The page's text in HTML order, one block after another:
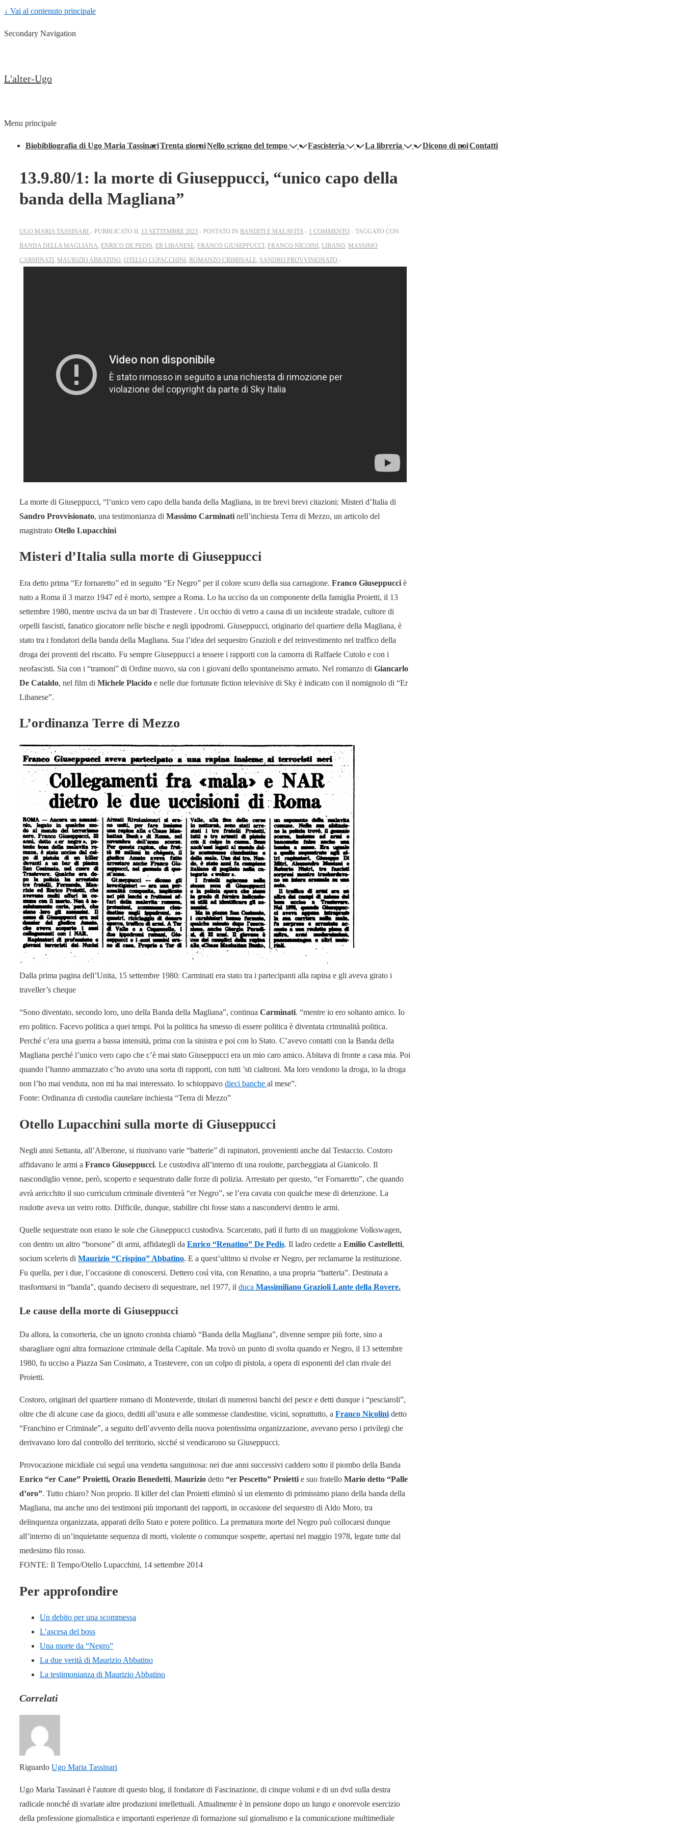
↓ Vai al contenuto principale
Secondary Navigation
L'alter-Ugo
Menu principale
Biobibliografia di Ugo Maria TassinariTrenta giorniNello scrigno del tempo Fascisteria La libreria Dicono di noiContatti
13.9.80/1: la morte di Giuseppucci, “unico capo della
banda della Magliana”
UGO MARIA TASSINARI PUBBLICATO IL 13 SETTEMBRE 2023 POSTATO IN BANDITI E MALAVITA 1 COMMENTO
TAGGATO CON
BANDA DELLA MAGLIANA ENRICO DE PEDIS ER LIBANESE FRANCO GIUSEPPUCCI FRANCO NICOINI LIBANO MASSIMO
CARMINATI MAURIZIO ABBATINO OTELLO LUPACCHINI ROMANZO CRIMINALE SANDRO PROVVISIONATO
La morte di Giuseppucci, “l’unico vero capo della banda della Magliana, in tre brevi brevi citazioni: Misteri d’Italia di
Sandro Provvisionato, una testimonianza di Massimo Carminati nell’inchiesta Terra di Mezzo, un articolo del
magistrato Otello Lupacchini
Misteri d’Italia sulla morte di Giuseppucci
Era detto prima “Er fornaretto” ed in seguito “Er Negro” per il colore scuro della sua carnagione. Franco Giuseppucci è
nato a Roma il 3 marzo 1947 ed è morto, sempre a Roma. Lo ha ucciso da un componente della famiglia Proietti, il 13
settembre 1980, mentre usciva da un bar di Trastevere . Un occhio di vetro a causa di un incidente stradale, cultore di
orpelli fascisti, fanatico giocatore nelle bische e negli ippodromi. Giuseppucci, originario del quartiere della Magliana, è
stato tra i fondatori della banda della Magliana. Sua l’idea del sequestro Grazioli e del reinvestimento nel traffico della
droga dei proventi del riscatto. Fu sempre Giuseppucci a tessere i rapporti con la camorra di Raffaele Cutolo e con i
neofascisti. Sia con i “tramoni” di Ordine nuovo, sia con i giovani dello spontaneismo armato. Nel romanzo di Giancarlo
De Cataldo, nel film di Michele Placido e nelle due fortunate fiction televisive di Sky è indicato con il nomignolo di “Er
Libanese”.
L’ordinanza Terre di Mezzo
Dalla prima pagina dell’Unita, 15 settembre 1980: Carminati era stato tra i partecipanti alla rapina e gli aveva girato i
traveller’s cheque
“Sono diventato, secondo loro, uno della Banda della Magliana”, continua Carminati. “mentre io ero soltanto amico. Io
ero politico. Facevo politica a quei tempi. Poi la politica ha smesso di essere politica è diventata criminalità politica.
Perché c’era una guerra a bassa intensità, prima con la sinistra e poi con lo Stato. C’avevo contatti con la Banda della
Magliana perché l’unico vero capo che c’è mai stato Giuseppucci era un mio caro amico. Abitava di fronte a casa mia. Poi
quando l’hanno ammazzato c’ho avuto una sorta di rapporti, con tutti ’sti cialtroni. Ma loro vendono la droga, io la droga
non l’ho mai venduta, non mi ha mai interessato. Io schioppavo dieci banche al mese”.
Fonte: Ordinanza di custodia cautelare inchiesta “Terra di Mezzo”
Otello Lupacchini sulla morte di Giuseppucci
Negli anni Settanta, all’Alberone, si riunivano varie “batterie” di rapinatori, provenienti anche dal Testaccio. Costoro
affidavano le armi a Franco Giuseppucci. Le custodiva all’interno di una roulotte, parcheggiata al Gianicolo. Il
nascondiglio venne, però, scoperto e sequestrato dalle forze di polizia. Arrestato per questo, “er Fornaretto”, che quando
avrà arricchito il suo curriculum criminale diventerà “er Negro”, se l’era cavata con qualche mese di detenzione. La
roulotte aveva un vetro rotto. Difficile, dunque, stabilire chi fosse stato a nascondervi dentro le armi.
Quelle sequestrate non erano le sole che Giuseppucci custodiva. Scarcerato, patì il furto di un maggiolone Volkswagen,
con dentro un altro “borsone” di armi, affidategli da Enrico “Renatino” De Pedis. Il ladro cedette a Emilio Castelletti,
socium sceleris di Maurizio “Crispino” Abbatino. E a quest’ultimo si rivolse er Negro, per reclamarne la restituzione.
Fu quella, per i due, l’occasione di conoscersi. Dettero così vita, con Renatino, a una propria “batteria”. Destinata a
trasformarsi in “banda”, quando decisero di sequestrare, nel 1977, il duca Massimiliano Grazioli Lante della Rovere.
Le cause della morte di Giuseppucci
Da allora, la consorteria, che un ignoto cronista chiamò “Banda della Magliana”, divenne sempre più forte, sino a
sbaragliare ogni altra formazione criminale della Capitale. Ma trovò un punto di svolta quando er Negro, il 13 settembre
1980, fu ucciso a Piazza San Cosimato, a Trastevere, con un colpo di pistola, a opera di esponenti del clan rivale dei
Proietti.
Costoro, originari del quartiere romano di Monteverde, titolari di numerosi banchi del pesce e detti dunque i “pesciaroli”,
oltre che di alcune case da gioco, dediti all’usura e alle sommesse clandestine, vicini, soprattutto, a Franco Nicolini detto
“Franchino er Criminale”, a seguito dell’avvento della nuova potentissima organizzazione, avevano perso i privilegi che
derivavano loro dal controllo del territorio, sicché si vendicarono su Giuseppucci.
Provocazione micidiale cui seguì una vendetta sanguinosa: nei due anni successivi caddero sotto il piombo della Banda
Enrico “er Cane” Proietti, Orazio Benedetti, Maurizio detto “er Pescetto” Proietti e suo fratello Mario detto “Palle
d’oro”. Tutto chiaro? Non proprio. Il killer del clan Proietti eliminò sì un elemento di primissimo piano della banda della
Magliana, ma anche uno dei testimoni più importanti dei rapporti, in occasione del sequestro di Aldo Moro, tra
delinquenza organizzata, apparati dello Stato e potere politico. La prematura morte del Negro può collocarsi dunque
all’interno di un’inquietante sequenza di morti, violente o comunque sospette, apertasi nel maggio 1978, legate tutte dal
medesimo filo rosso.
FONTE: Il Tempo/Otello Lupacchini, 14 settembre 2014
Per approfondire
Un debito per una scommessa
L’ascesa del boss
Una morte da “Negro”
La due verità di Maurizio Abbatino
La testimonianza di Maurizio Abbatino
Correlati
Riguardo Ugo Maria Tassinari
Ugo Maria Tassinari è l'autore di questo blog, il fondatore di Fascinazione, di cinque volumi e di un dvd sulla destra
radicale nonché di svariate altre produzioni intellettuali. Attualmente è in pensione dopo un lungo e onorevole esercizio
della professione giornalistica e importanti esperienze di formazione sul giornalismo e la comunicazione multimediale